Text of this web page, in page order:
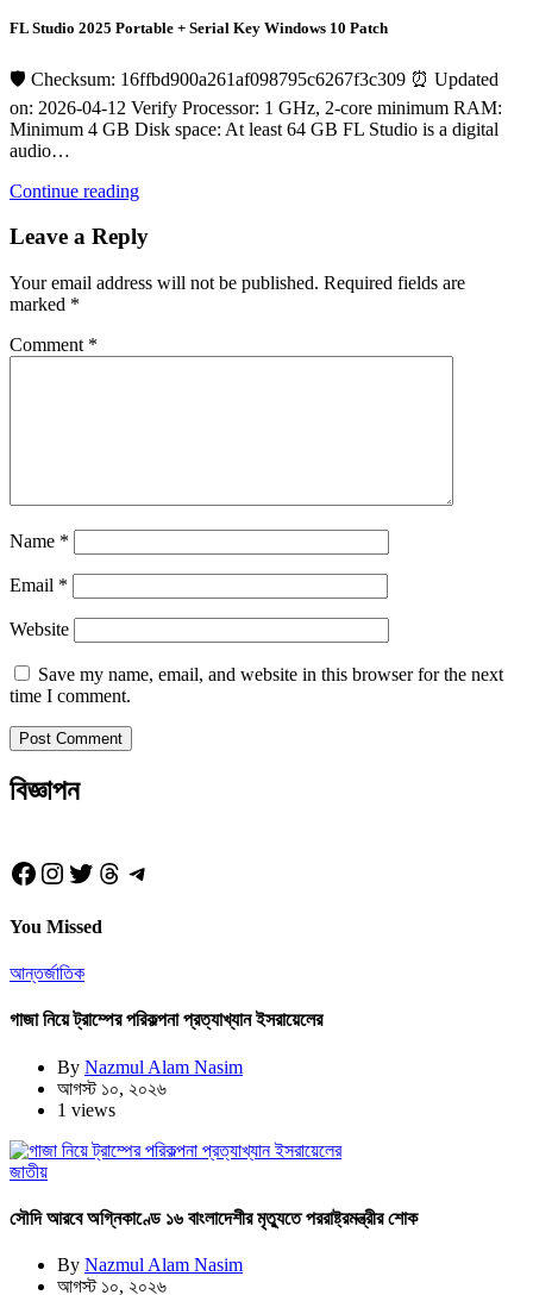
FL Studio 2025 Portable + Serial Key Windows 10 Patch
🛡️ Checksum: 16ffbd900a261af098795c6267f3c309 ⏰ Updated
on: 2026-04-12 Verify Processor: 1 GHz, 2-core minimum RAM:
Minimum 4 GB Disk space: At least 64 GB FL Studio is a digital
audio…
Continue reading
Leave a Reply
Your email address will not be published. Required fields are
marked *
Comment *
Name *
Email *
Website
Save my name, email, and website in this browser for the next
time I comment.
বিজ্ঞাপন
Facebook
Instagram
Twitter
Threads
Telegram
You Missed
আন্তর্জাতিক
গাজা নিয়ে ট্রাম্পের পরিকল্পনা প্রত্যাখ্যান ইসরায়েলের
By Nazmul Alam Nasim
আগস্ট ১০, ২০২৬
1 views
জাতীয়
সৌদি আরবে অগ্নিকাণ্ডে ১৬ বাংলাদেশীর মৃত্যুতে পররাষ্ট্রমন্ত্রীর শোক
By Nazmul Alam Nasim
আগস্ট ১০, ২০২৬